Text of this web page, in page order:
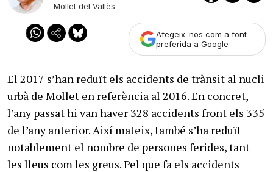
Mollet del Vallès
Afegeix-nos com a font
preferida a Google
El 2017 s’han reduït els accidents de trànsit al nucli
urbà de Mollet en referència al 2016. En concret,
l’any passat hi van haver 328 accidents front els 335
de l’any anterior. Així mateix, també s’ha reduït
notablement el nombre de persones ferides, tant
les lleus com les greus. Pel que fa els accidents